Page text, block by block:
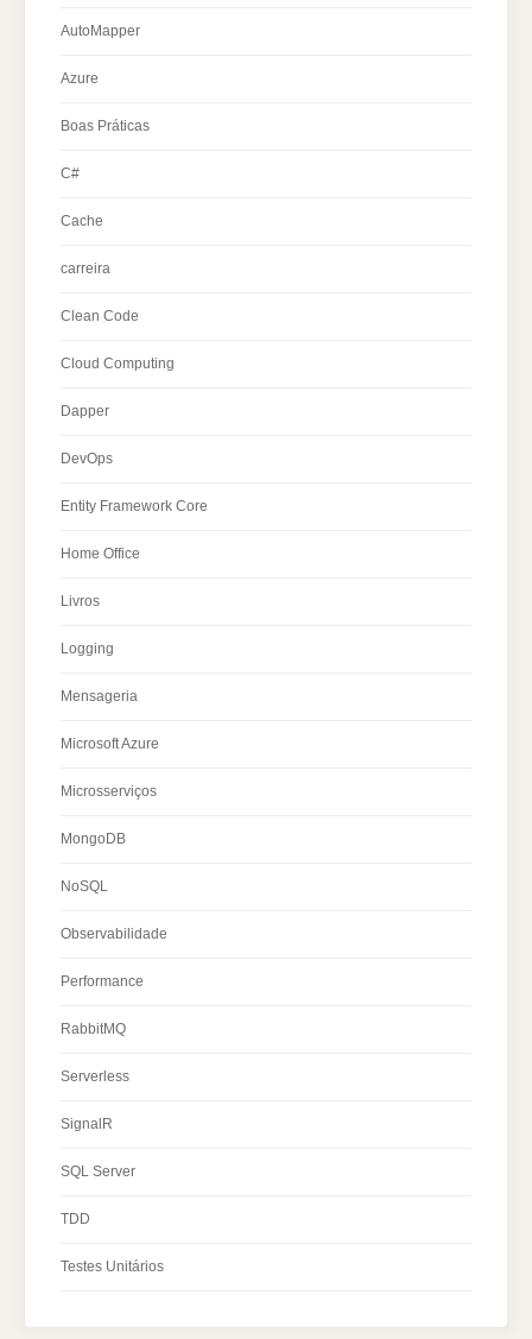
AutoMapper
Azure
Boas Práticas
C#
Cache
carreira
Clean Code
Cloud Computing
Dapper
DevOps
Entity Framework Core
Home Office
Livros
Logging
Mensageria
Microsoft Azure
Microsserviços
MongoDB
NoSQL
Observabilidade
Performance
RabbitMQ
Serverless
SignalR
SQL Server
TDD
Testes Unitários